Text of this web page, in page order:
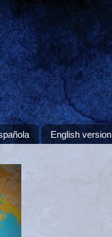
English version